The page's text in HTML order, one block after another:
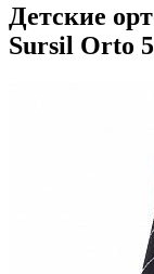
Детские
Sursil Orto